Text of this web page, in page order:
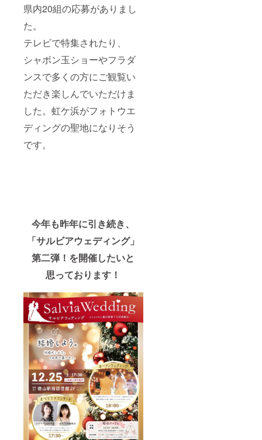
県内20組の応募がありまし
た。
テレビで特集されたり、
シャボン玉ショーやフラダ
ンスで多くの方にご観覧い
ただき楽しんでいただけま
した。虹ケ浜がフォトウエ
ディングの聖地になりそう
です。
今年も昨年に引き続き、
「サルビアウェディング」
第二弾！を開催したいと
思っております！